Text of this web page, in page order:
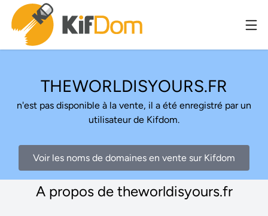
THEWORLDISYOURS.FR
n'est pas disponible à la vente, il a été enregistré par un
utilisateur de Kifdom.
Voir les noms de domaines en vente sur Kifdom
A propos de theworldisyours.fr